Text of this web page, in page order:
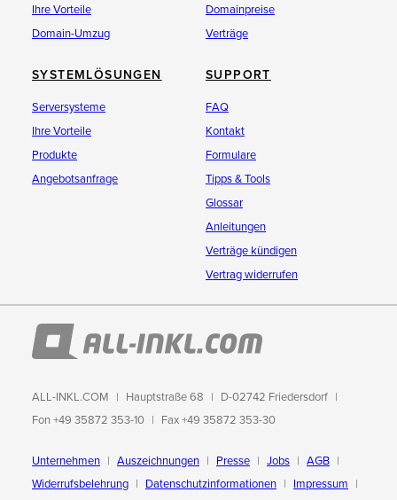
Ihre Vorteile
Domain-Umzug
Domainpreise
Verträge
SYSTEMLÖSUNGEN
Serversysteme
Ihre Vorteile
Produkte
Angebotsanfrage
SUPPORT
FAQ
Kontakt
Formulare
Tipps & Tools
Glossar
Anleitungen
Verträge kündigen
Vertrag widerrufen
ALL-INKL.COM Hauptstraße 68
D-02742 Friedersdorf
Fon +49 35872 353-10
Fax +49 35872 353-30
Unternehmen Auszeichnungen Presse Jobs
AGB
Widerrufsbelehrung
Datenschutzinformationen Impressum